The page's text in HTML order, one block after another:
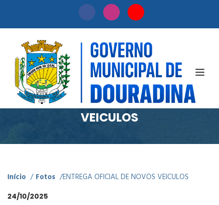
Fotos
ENTREGA OFICIAL DE NOVOS
VEICULOS
Início / Fotos /ENTREGA OFICIAL DE NOVOS VEICULOS
24/10/2025